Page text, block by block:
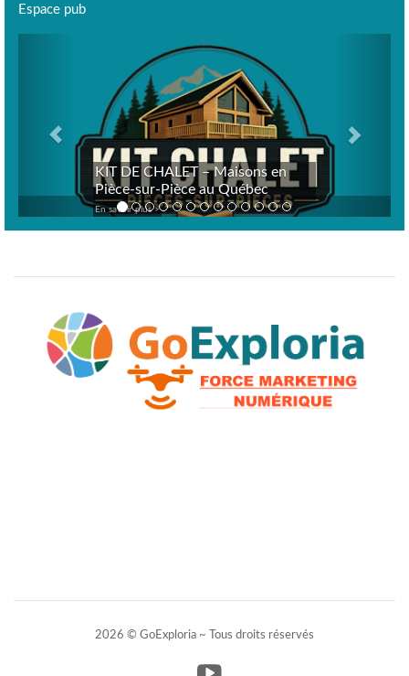
Espace pub
KIT DE CHALET – Maisons en
Pièce-sur-Pièce au Québec
En savoir plus >
2026 © GoExploria ~ Tous droits réservés